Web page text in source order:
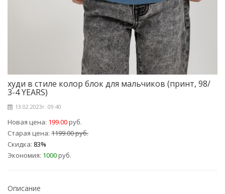
худи в стиле колор блок для мальчиков (принт, 98/
3-4 YEARS)
13.02.2023г. 09:40
Новая цена: 199.00руб.
Старая цена: 1199.00 руб.
Скидка: 83%
Экономия: 1000руб.
Описание